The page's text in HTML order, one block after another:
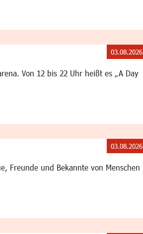
Von 12 bis 22 Uhr heißt es „A Day
03.08.2026
Freunde und Bekannte von Menschen
03.08.2026